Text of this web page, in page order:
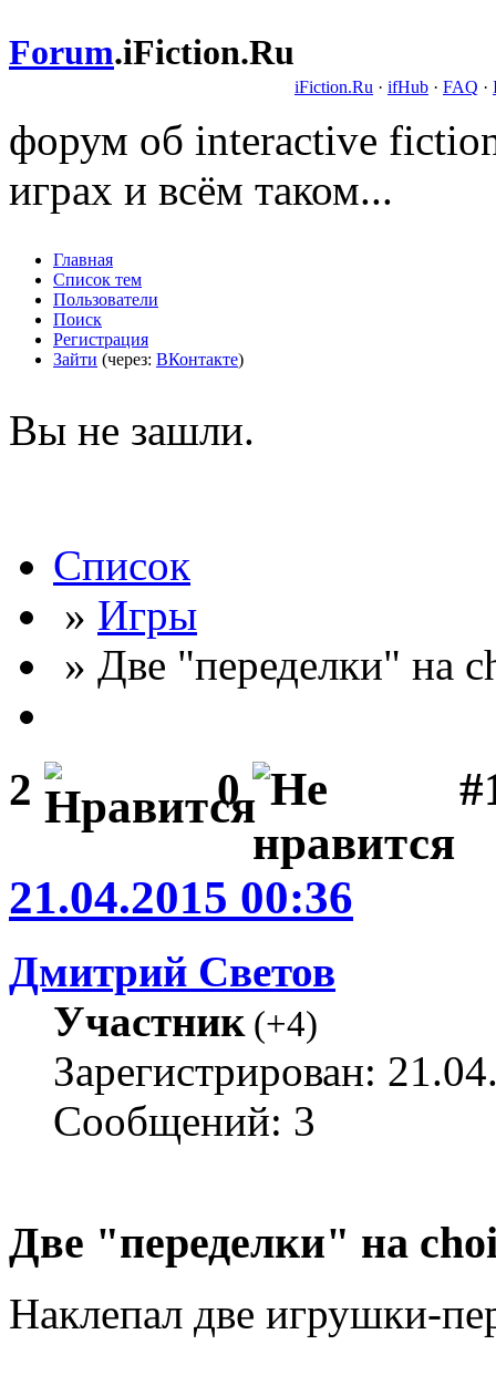
Forum.iFiction.Ru
iFiction.Ru · ifHub · FAQ ·
форум об interactive
играх и всём таком...
Главная
Список тем
Пользователи
Поиск
Регистрация
Зайти (через: ВКонтакте)
Вы не зашли.
Список
» Игры
» Две "переделки" на
2 0
21.04.2015 00:36
Дмитрий Светов
Участник(+4)
Зарегистрирован:
Сообщений: 3
Две "переделки" на
Наклепал две игрушки-